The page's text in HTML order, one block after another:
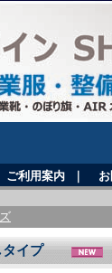
ご利用案内
しタイプ